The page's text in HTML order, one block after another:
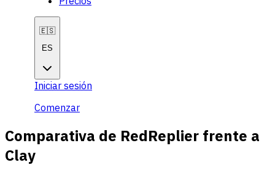
🇪🇸
ES
Iniciar sesión
Comenzar
Comparativa de RedReplier frente a
Clay